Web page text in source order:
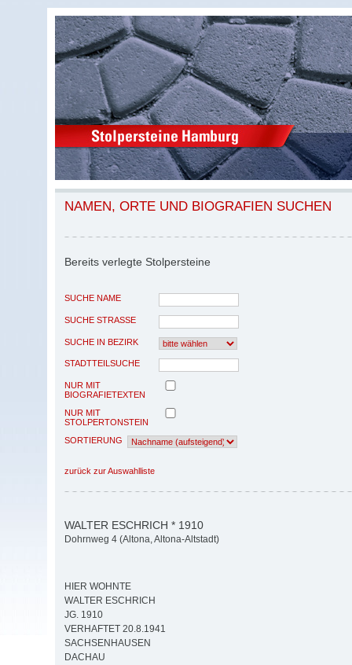
NAMEN, ORTE UND BIOGRAFIEN SUCHEN
Bereits verlegte Stolpersteine
SUCHE NAME
SUCHE STRASSE
SUCHE IN BEZIRK
STADTTEILSUCHE
NUR MIT
BIOGRAFIETEXTEN
NUR MIT
STOLPERTONSTEIN
SORTIERUNG
zurück zur Auswahlliste
WALTER ESCHRICH * 1910
Dohrnweg 4 (Altona, Altona-Altstadt)
HIER WOHNTE
WALTER ESCHRICH
JG. 1910
VERHAFTET 20.8.1941
SACHSENHAUSEN
DACHAU